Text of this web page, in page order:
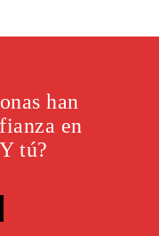
han
en
tú?